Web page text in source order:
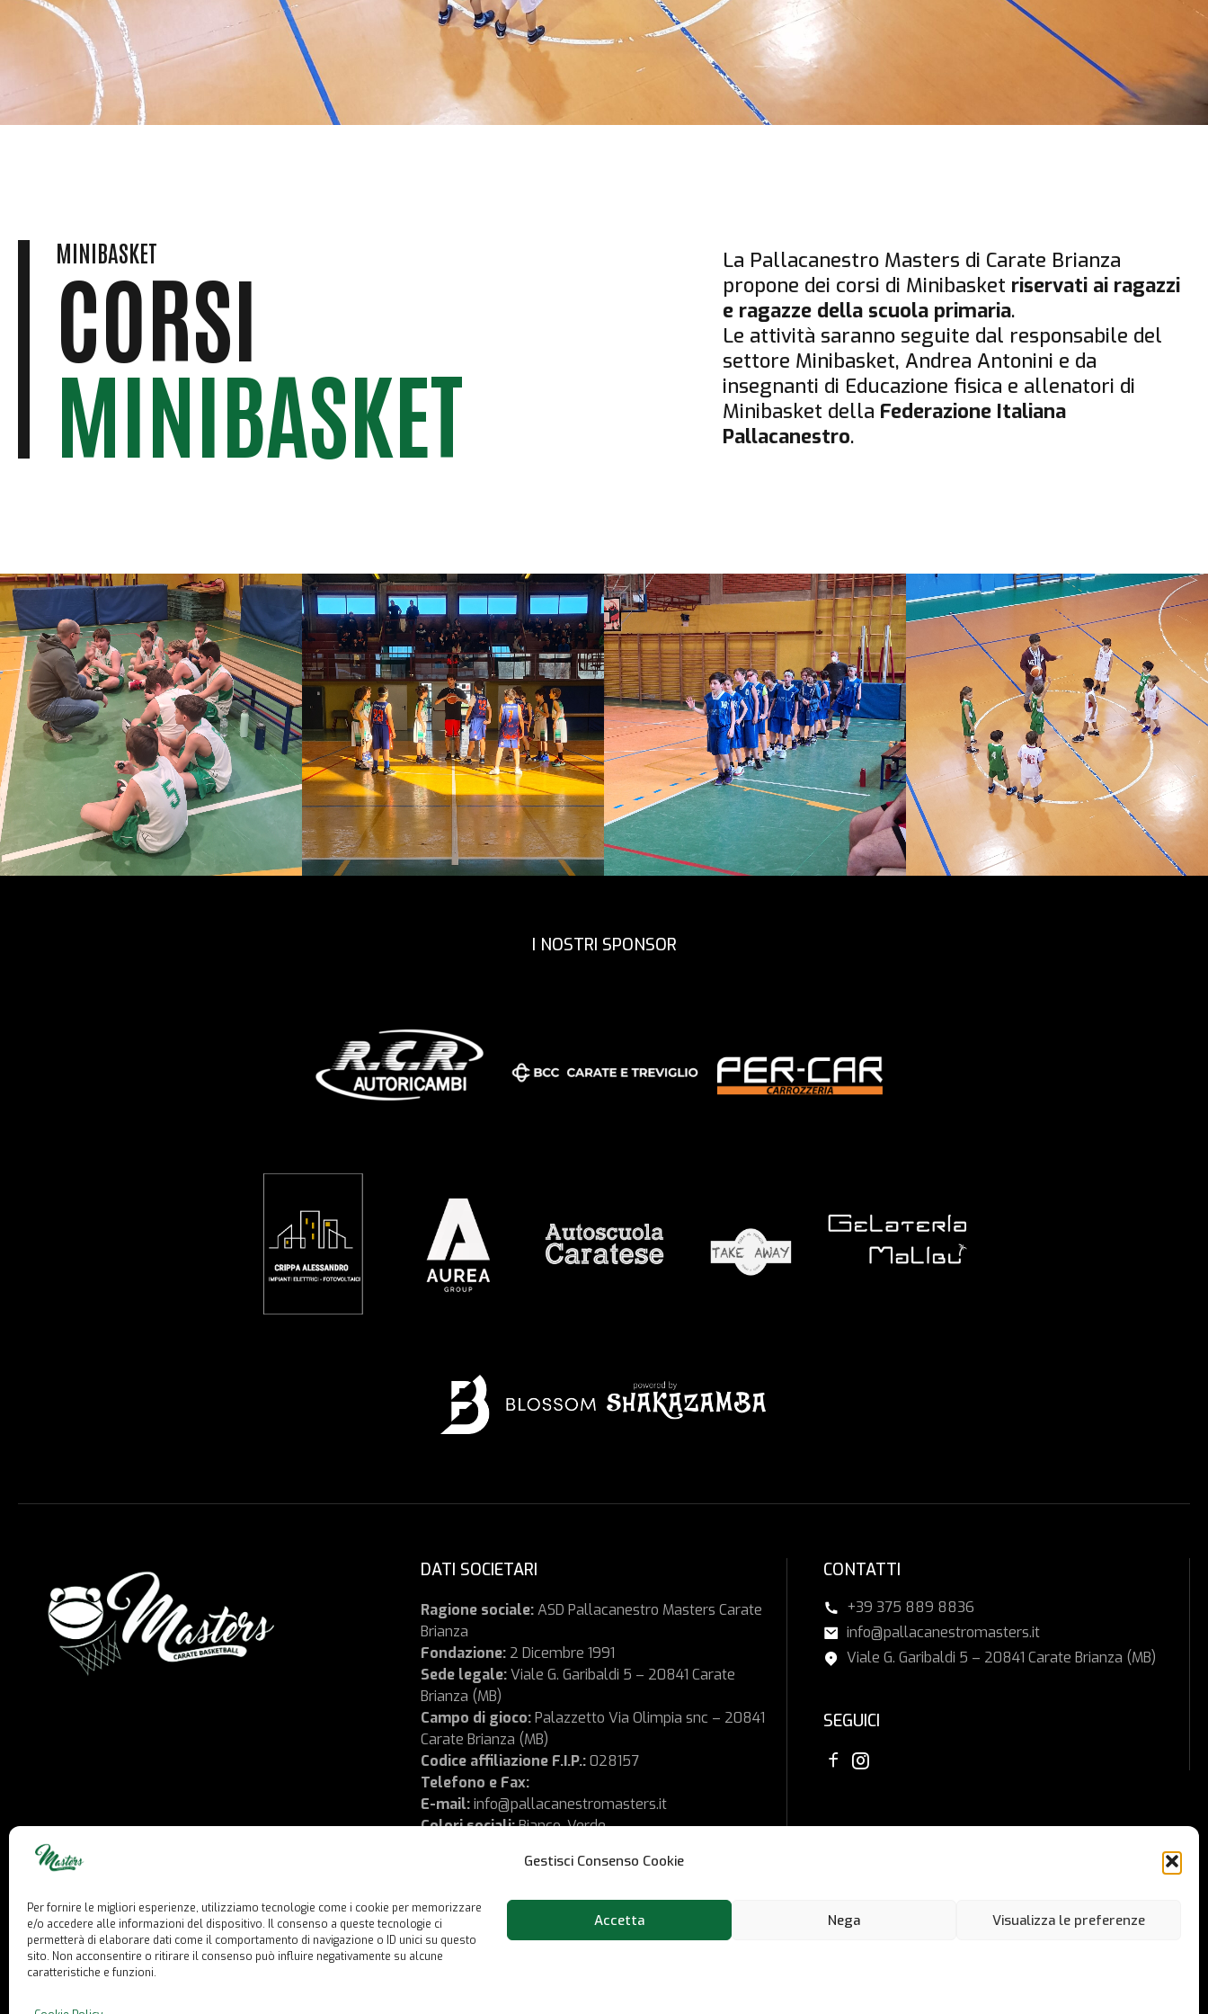
Gestisci Consenso Cookie
Per fornire le migliori esperienze, utilizziamo tecnologie come i cookie per memorizzare
e/o accedere alle informazioni del dispositivo. Il consenso a queste tecnologie ci
permetterà di elaborare dati come il comportamento di navigazione o ID unici su questo
sito. Non acconsentire o ritirare il consenso può influire negativamente su alcune
caratteristiche e funzioni.
Accetta Nega Visualizza le preferenze
MINIBASKET
CORSI
MINIBASKET
La Pallacanestro Masters di Carate Brianza
propone dei corsi di Minibasket riservati ai ragazzi
e ragazze della scuola primaria.
Le attività saranno seguite dal responsabile del
settore Minibasket, Andrea Antonini e da
insegnanti di Educazione fisica e allenatori di
Minibasket della Federazione Italiana
Pallacanestro.
I NOSTRI SPONSOR
DATI SOCIETARI
Ragione sociale:ASD Pallacanestro Masters Carate
Brianza
Fondazione: 2 Dicembre 1991
Sede legale:Viale G. Garibaldi 5 – 20841 Carate
Brianza (MB)
Campo di gioco:Palazzetto Via Olimpia snc – 20841
Carate Brianza (MB)
Codice affiliazione F.I.P.:028157
Telefono e Fax:
E-mail:info@pallacanestromasters.it
Colori sociali:Bianco-Verde
CONTATTI
+39 375 889 8836
info@pallacanestromasters.it
Viale G. Garibaldi 5 – 20841 Carate Brianza (MB)
SEGUICI